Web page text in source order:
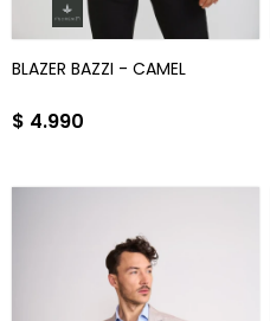
BLAZER BAZZI - CAMEL
$ 4.990